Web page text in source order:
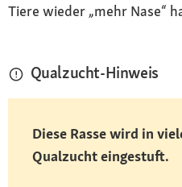
Tiere wieder „mehr Nase“
Qualzucht-Hinweis
Diese Rasse wird in
Qualzucht eingestuft.